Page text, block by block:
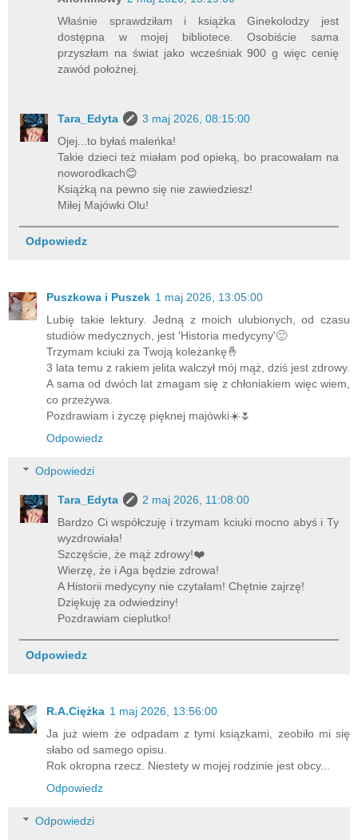
Właśnie sprawdziłam i książka Ginekolodzy jest
dostępna w mojej bibliotece. Osobiście sama
przyszłam na świat jako wcześniak 900 g więc cenię
zawód położnej.
Tara_Edyta
3 maj 2026, 08:15:00
Ojej...to byłaś maleńka!
Takie dzieci też miałam pod opieką, bo pracowałam na
noworodkach😊
Książką na pewno się nie zawiedziesz!
Miłej Majówki Olu!
Odpowiedz
Puszkowa i Puszek 1 maj 2026, 13:05:00
Lubię takie lektury. Jedną z moich ulubionych, od czasu
studiów medycznych, jest 'Historia medycyny'🙂
Trzymam kciuki za Twoją koleżankę🤞
3 lata temu z rakiem jelita walczył mój mąż, dziś jest zdrowy.
A sama od dwóch lat zmagam się z chłoniakiem więc wiem,
co przeżywa.
Pozdrawiam i życzę pięknej majówki☀️🌷
Odpowiedz
Odpowiedzi
Tara_Edyta
2 maj 2026, 11:08:00
Bardzo Ci współczuję i trzymam kciuki mocno abyś i Ty
wyzdrowiała!
Szczęście, że mąż zdrowy!❤️
Wierzę, że i Aga będzie zdrowa!
A Historii medycyny nie czytałam! Chętnie zajrzę!
Dziękuję za odwiedziny!
Pozdrawiam cieplutko!
Odpowiedz
R.A.Ciężka 1 maj 2026, 13:56:00
Ja już wiem że odpadam z tymi ksiązkami, zeobiło mi się
słabo od samego opisu.
Rok okropna rzecz. Niestety w mojej rodzinie jest obcy...
Odpowiedz
Odpowiedzi